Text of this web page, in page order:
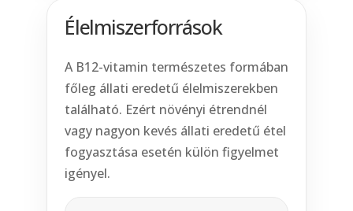
Élelmiszerforrások
A B12-vitamin természetes formában
főleg állati eredetű élelmiszerekben
található. Ezért növényi étrendnél
vagy nagyon kevés állati eredetű étel
fogyasztása esetén külön figyelmet
igényel.